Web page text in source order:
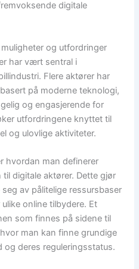
digitale
og utfordringer
har vært sentral i
Flere aktører har
på moderne teknologi,
og engasjerende for
utfordringene knyttet til
og ulovlige aktiviteter.
hvordan man definerer
digitale aktører. Dette gjør
av pålitelige ressursbaser
online tilbydere. Et
som finnes på sidene til
man kan finne grundige
og deres reguleringsstatus.